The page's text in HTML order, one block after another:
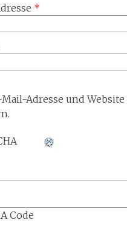
*
Mail-Adresse und
Code